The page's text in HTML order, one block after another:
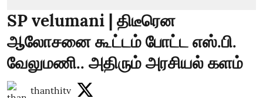
SP velumani | திடீரென
ஆலோசனை கூட்டம் போட்ட எஸ்.பி.
வேலுமணி.. அதிரும் அரசியல் களம்
thanthitv